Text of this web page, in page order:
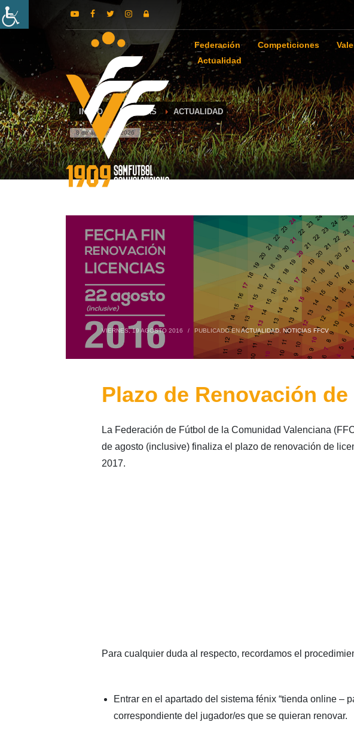
Federación Competiciones
Actualidad
INICIO NOTICIAS ACTUALIDAD
8 de agosto de 2026
VIERNES, 19 AGOSTO 2016 / PUBLICADO ENACTUALIDAD,NOTICIAS FFCV
Plazo de Renovación
La Federación de Fútbol de la Comunidad Valenciana
de agosto (inclusive) finaliza el plazo de renovación de
2017.
Para cualquier duda al respecto, recordamos el
Entrar en el apartado del sistema fénix “tienda online –
correspondiente del jugador/es que se quieran renovar.